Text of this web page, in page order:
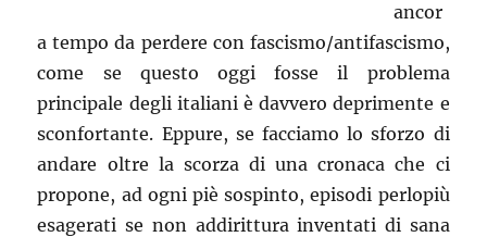
ancor
a tempo da perdere con fascismo/antifascismo,
come se questo oggi fosse il problema
principale degli italiani è davvero deprimente e
sconfortante. Eppure, se facciamo lo sforzo di
andare oltre la scorza di una cronaca che ci
propone, ad ogni piè sospinto, episodi perlopiù
esagerati se non addirittura inventati di sana